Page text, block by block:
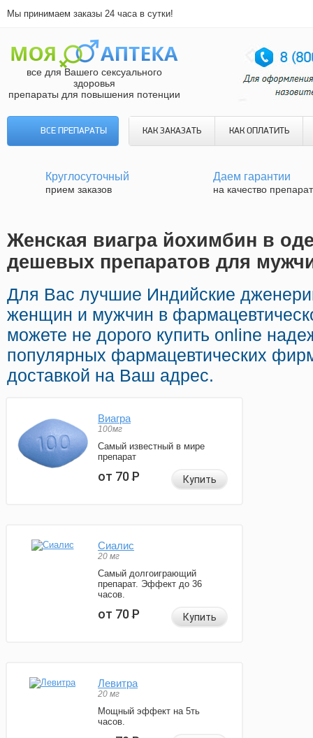
Мы принимаем заказы 24 часа в сутки!
все для Вашего сексуального
здоровья
препараты для повышения потенции
ВСЕ ПРЕПАРАТЫ КАК ЗАКАЗАТЬ КАК ОПЛАТИТЬ
Круглосуточный
прием заказов
Даем гарантии
на качество
Женская виагра йохимбин в
дешевых препаратов для
Для Вас лучшие Индийские
женщин и мужчин в
можете не дорого купить online
популярных фармацевтических
доставкой на Ваш адрес.
Виагра
100мг
Самый известный в мире
препарат
от 70Р Купить
Сиалис
20 мг
Самый долгоиграющий
препарат. Эффект до 36
часов.
от 70Р Купить
Левитра
20 мг
Мощный эффект на 5ть
часов.